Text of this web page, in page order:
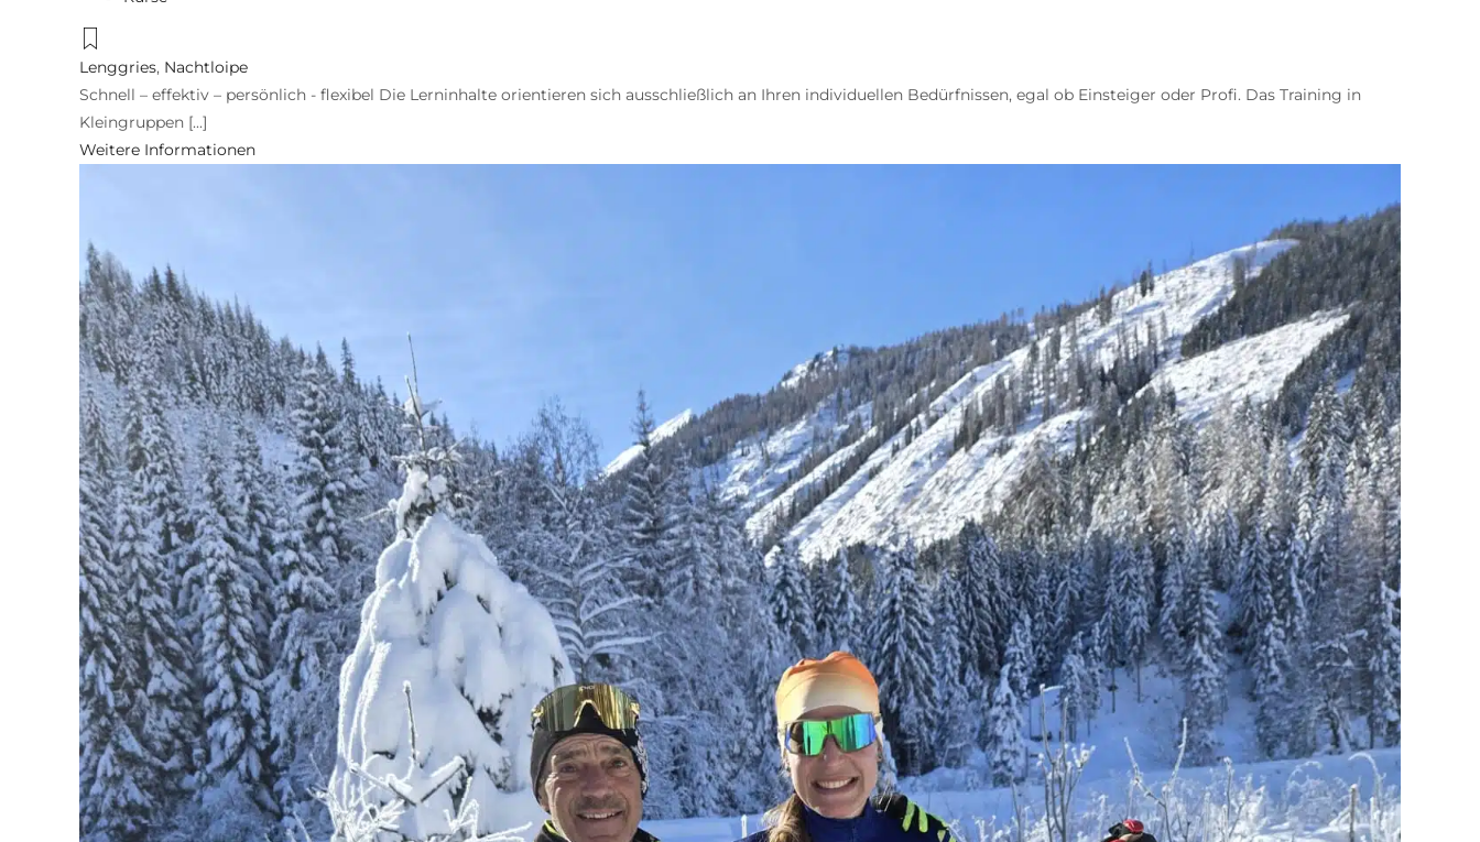
Lenggries, Nachtloipe
Schnell – effektiv – persönlich - flexibel Die Lerninhalte orientieren sich ausschließlich an Ihren individuellen Bedürfnissen, egal ob Einsteiger oder Profi. Das Training in
Kleingruppen [...]
Weitere Informationen